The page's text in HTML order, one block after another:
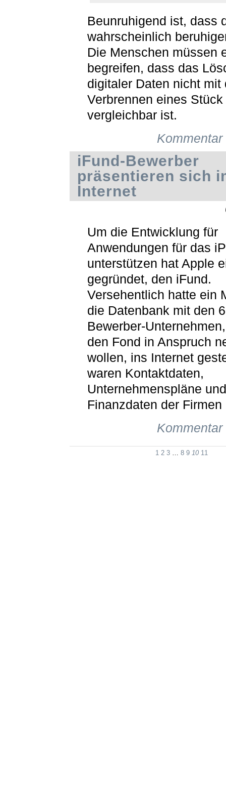
Beunruhigend ist, dass
wahrscheinlich
Die Menschen müssen
begreifen, dass das
digitaler Daten nicht mit
Verbrennen eines
vergleichbar ist.
iFund-Bewerber
präsentieren sich
Internet
Um die Entwicklung für
Anwendungen für das
unterstützen hat Apple
gegründet, den iFund.
Versehentlich hatte ein
die Datenbank mit den
Bewerber-
den Fond in Anspruch
wollen, ins Internet
waren Kontaktdaten,
Unternehmenspläne und
Finanzdaten der Firmen
1 2 3 8 9 10 11